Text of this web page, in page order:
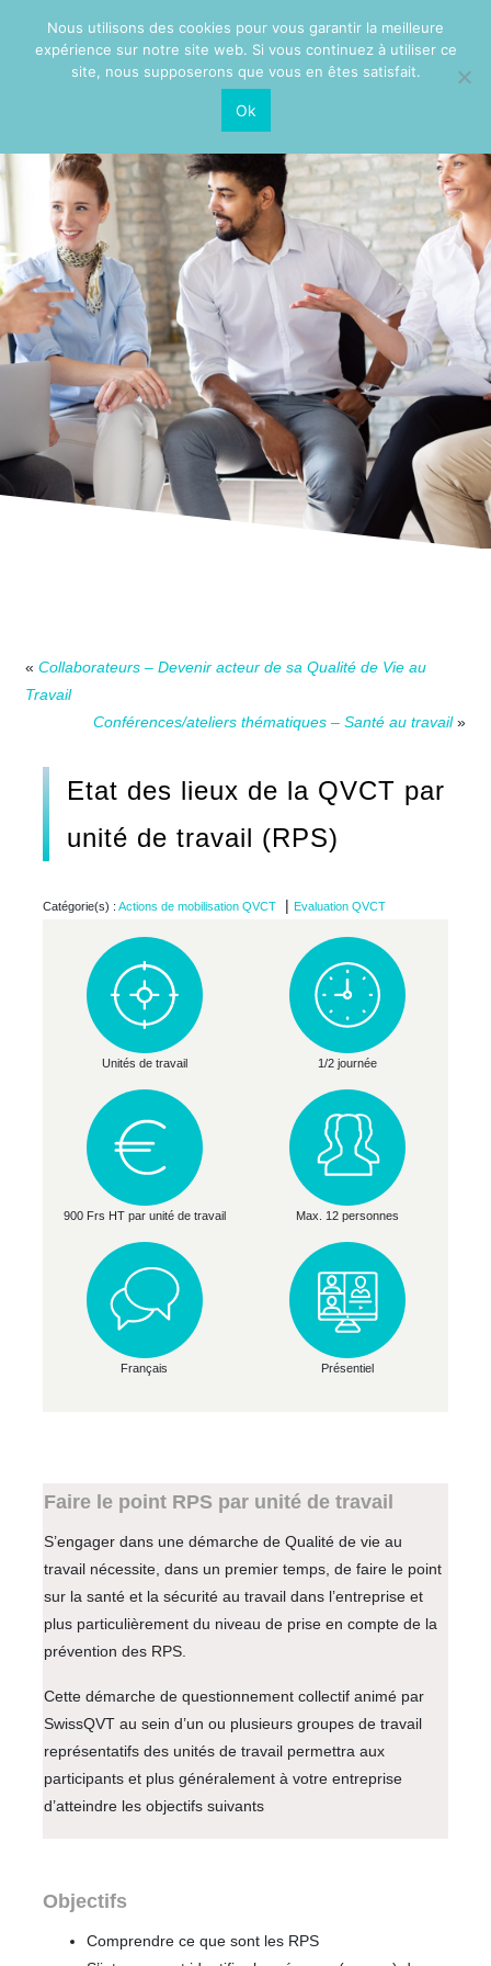
« Collaborateurs – Devenir acteur de sa Qualité de Vie au
Travail
Conférences/ateliers thématiques – Santé au travail»
Etat des lieux de la QVCT par
unité de travail (RPS)
Catégorie(s) : Actions de mobilisation QVCT | Evaluation QVCT
Unités de travail 1/2 journée
900 Frs HT par unité de travail Max. 12 personnes
Français Présentiel
Faire le point RPS par unité de travail
S’engager dans une démarche de Qualité de vie au
travail nécessite, dans un premier temps, de faire le point
sur la santé et la sécurité au travail dans l’entreprise et
plus particulièrement du niveau de prise en compte de la
prévention des RPS.
Cette démarche de questionnement collectif animé par
SwissQVT au sein d’un ou plusieurs groupes de travail
représentatifs des unités de travail permettra aux
participants et plus généralement à votre entreprise
d’atteindre les objectifs suivants
Objectifs
Comprendre ce que sont les RPS
Nous utilisons des cookies pour vous garantir la meilleure
expérience sur notre site web. Si vous continuez à utiliser ce
site, nous supposerons que vous en êtes satisfait.
Ok